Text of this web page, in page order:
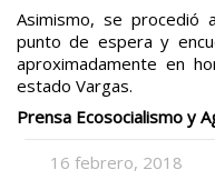
Asimismo, se procedió
punto de espera y
aproximadamente en
estado Vargas.
Prensa Ecosocialismo y
16 febrero, 2018